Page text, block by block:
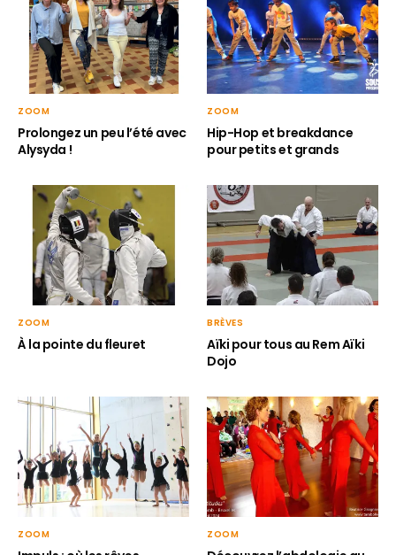
ZOOM
Prolongez un peu l’été avec
Alysyda !
ZOOM
Hip-Hop et breakdance
pour petits et grands
ZOOM
À la pointe du fleuret
BRÈVES
Aïki pour tous au Rem Aïki
Dojo
ZOOM ZOOM